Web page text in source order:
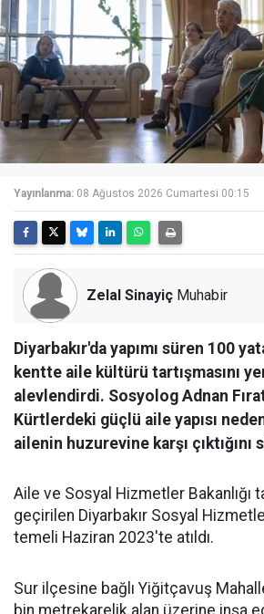
Yayınlanma: 08 Ağustos 2026 Cumartesi 00:15
Zelal Sinayiç Muhabir
Diyarbakır'da yapımı süren 100
kentte aile kültürü tartışmasını
alevlendirdi. Sosyolog Adnan
Kürtlerdeki güçlü aile yapısı
ailenin huzurevine karşı çıktığını
Aile ve Sosyal Hizmetler Bakanlığı
geçirilen Diyarbakır Sosyal
temeli Haziran 2023'te atıldı.
Sur ilçesine bağlı Yiğitçavuş
bin metrekarelik alan üzerine inşa